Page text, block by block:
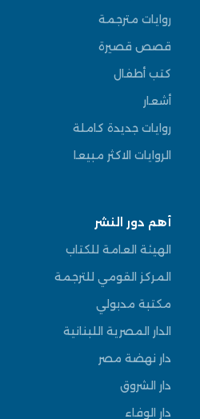
روايات مترجمة
قصص قصيرة
كتب أطفال
أشعار
روايات جديدة كاملة
الروايات الاكثر مبيعا
أهم دور النشر
الهيئة العامة للكتاب
المركز القومي للترجمة
مكتبة مدبولي
الدار المصرية اللبنانية
دار نهضة مصر
دار الشروق
دار الوفاء